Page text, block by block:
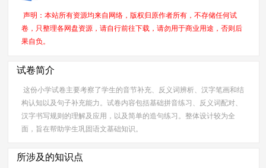
声明：本站所有资源均来自网络，版权归原作者所有，不存储任何试
卷，只整理各网盘资源，请自行前往下载，请勿用于商业用途，否则后
果自负。
试卷简介
这份小学试卷主要考察了学生的音节补充、反义词辨析、汉字笔画和结
构认知以及句子补充能力。试卷内容包括基础拼音练习、反义词配对、
汉字书写规则的理解及应用，以及简单的造句练习。整体设计较为全
面，旨在帮助学生巩固语文基础知识。
所涉及的知识点